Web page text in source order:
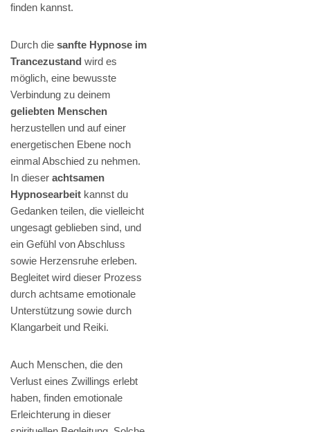
finden kannst.
Durch die sanfte Hypnose im
Trancezustand wird es
möglich, eine bewusste
Verbindung zu deinem
geliebten Menschen
herzustellen und auf einer
energetischen Ebene noch
einmal Abschied zu nehmen.
In dieser achtsamen
Hypnosearbeit kannst du
Gedanken teilen, die vielleicht
ungesagt geblieben sind, und
ein Gefühl von Abschluss
sowie Herzensruhe erleben.
Begleitet wird dieser Prozess
durch achtsame emotionale
Unterstützung sowie durch
Klangarbeit und Reiki.
Auch Menschen, die den
Verlust eines Zwillings erlebt
haben, finden emotionale
Erleichterung in dieser